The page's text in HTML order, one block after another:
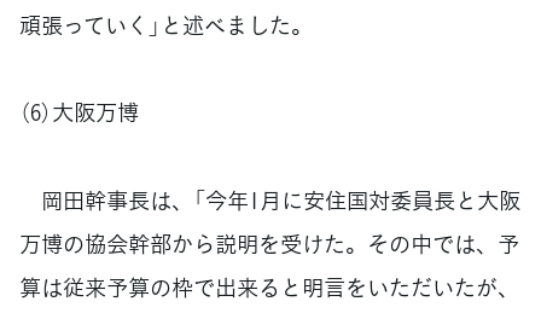
頑張っていく」と述べました。
（6）大阪万博
岡田幹事長は、「今年1月に安住国対委員長と大阪
万博の協会幹部から説明を受けた。その中では、予
算は従来予算の枠で出来ると明言をいただいたが、